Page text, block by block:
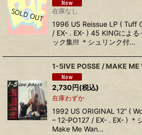
在庫なし
1996 US Reissue LP ( Tuff
/ EX- . EX- ) 45 KINGによる
ック集!!! ＊シュリンク付…
1-5IVE POSSE ‎/ MAKE ME
2,730円(税込)
在庫わずか
1992 US ORIGINAL 12” (
‎– 12-PO127 / EX- . EX- ) ＊
Make Me Wan…